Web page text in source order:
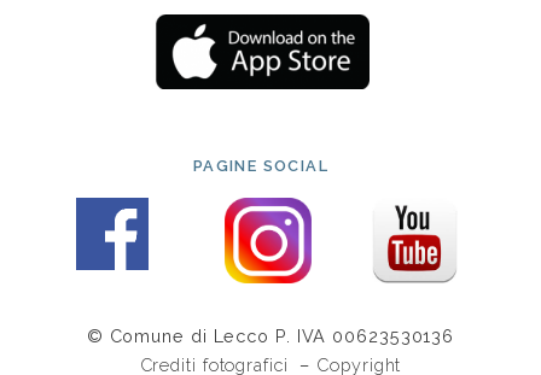
PAGINE SOCIAL
© Comune di Lecco P. IVA 00623530136
Crediti fotografici
– Copyright